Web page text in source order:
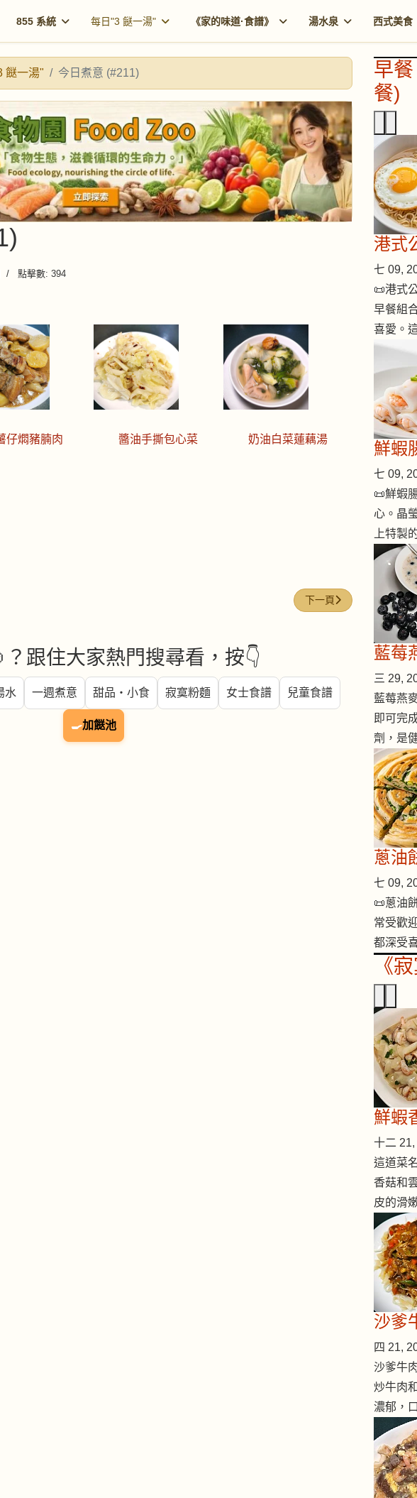
855 系統 每日"3 餸一湯" 《家的味道·食譜》 湯水泉 西式美食
餸一湯" 今日煮意 (#211)
點擊數: 394
仔燜豬腩肉 醬油手撕包心菜 奶油白菜蓮藕湯
下一篇文章: 今日煮意
下一頁
跟住大家熱門搜尋看，按👇
水 一週煮意 甜品・小食 寂寞粉麵 女士食譜 兒童食譜
🍳加餸池
早
餐)
港式
七 09,
📜港式
早餐組
喜愛。
鮮蝦
七 09,
📜鮮蝦
心。晶
上特製
藍莓
三 29,
藍莓燕
即可完
劑，是
蔥油
七 09,
📜蔥油
常受歡
都深受
《
鮮蝦
十二
這道菜
香菇和
皮的滑
沙爹
四 21,
沙爹牛
炒牛肉
濃郁，